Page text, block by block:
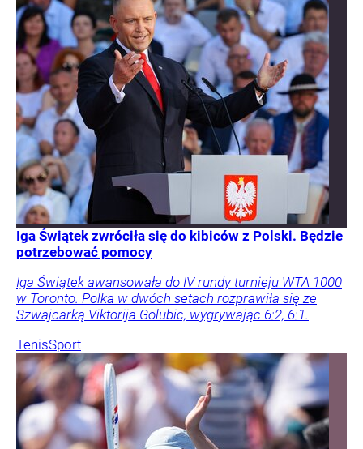
Iga Świątek zwróciła się do kibiców z Polski. Będzie
potrzebować pomocy
Iga Świątek awansowała do IV rundy turnieju WTA 1000
w Toronto. Polka w dwóch setach rozprawiła się ze
Szwajcarką Viktorija Golubic, wygrywając 6:2, 6:1.
TenisSport